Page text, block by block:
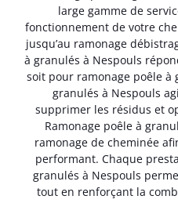
large gamme de
fonctionnement de votre
jusqu’au ramonage
à granulés à Nespouls
soit pour ramonage poêle à
granulés à Nespouls
supprimer les résidus et
Ramonage poêle à
ramonage de cheminée
performant. Chaque
granulés à Nespouls
tout en renforçant la